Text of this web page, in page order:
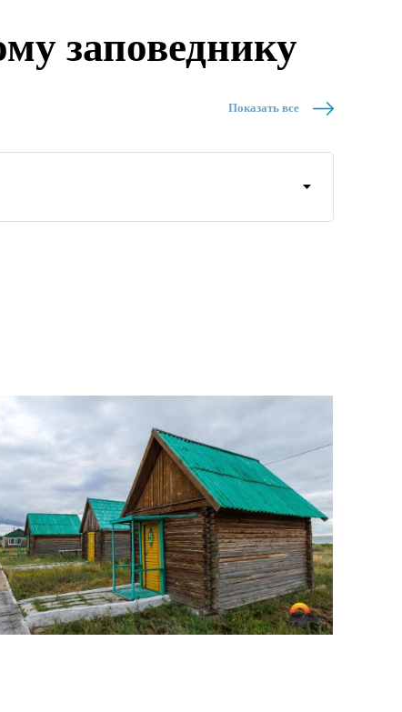
заповеднику
Показать все